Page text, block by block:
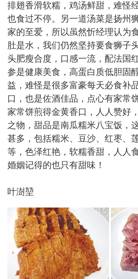
排翅香滑软糯，鸡汤鲜甜，难怪
也食过不停。另一道汤菜是扬州
家的至爱，所以虽然忻经理认为
肚是水，我们仍然坚持要食狮子
头肥瘦合度，口感一流，配法国
参是健康美食，高蛋白质低胆固
益，难怪是很多富豪每天必食补
口，也是佐酒佳品，点心有家常
家常饼煎得金黄香口，人人赞好
之物，甜品是南瓜糯米八宝饭，
甚多，包括糯米、豆沙、红枣、
等，色泽红艳，软糯香甜，人人
婚姻记得的也只有甜味！
叶澍堃